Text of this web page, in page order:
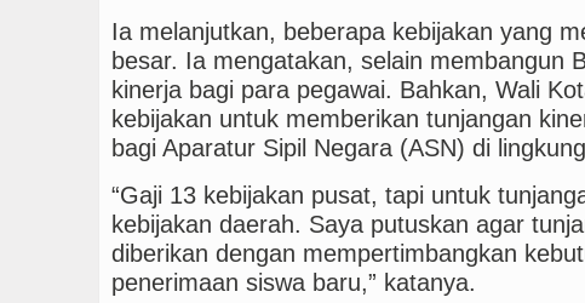
Ia melanjutkan, beberapa kebijakan yang
besar. Ia mengatakan, selain membangun
kinerja bagi para pegawai. Bahkan, Wali
kebijakan untuk memberikan tunjangan
bagi Aparatur Sipil Negara (ASN) di
“Gaji 13 kebijakan pusat, tapi untuk
kebijakan daerah. Saya putuskan agar
diberikan dengan mempertimbangkan
penerimaan siswa baru,” katanya.